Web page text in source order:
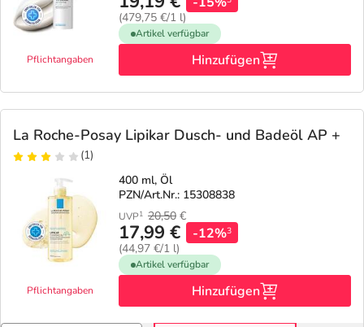
Pflichtangaben
(479,75 €/1 l)
Artikel verfügbar
Hinzufügen
La Roche-Posay Lipikar Dusch- und Badeöl AP +
(1)
Pflichtangaben
400 ml, Öl
PZN/Art.Nr.: 15308838
UVP1 20,50 €
17,99 €
(44,97 €/1 l)
-12%3
Artikel verfügbar
Hinzufügen